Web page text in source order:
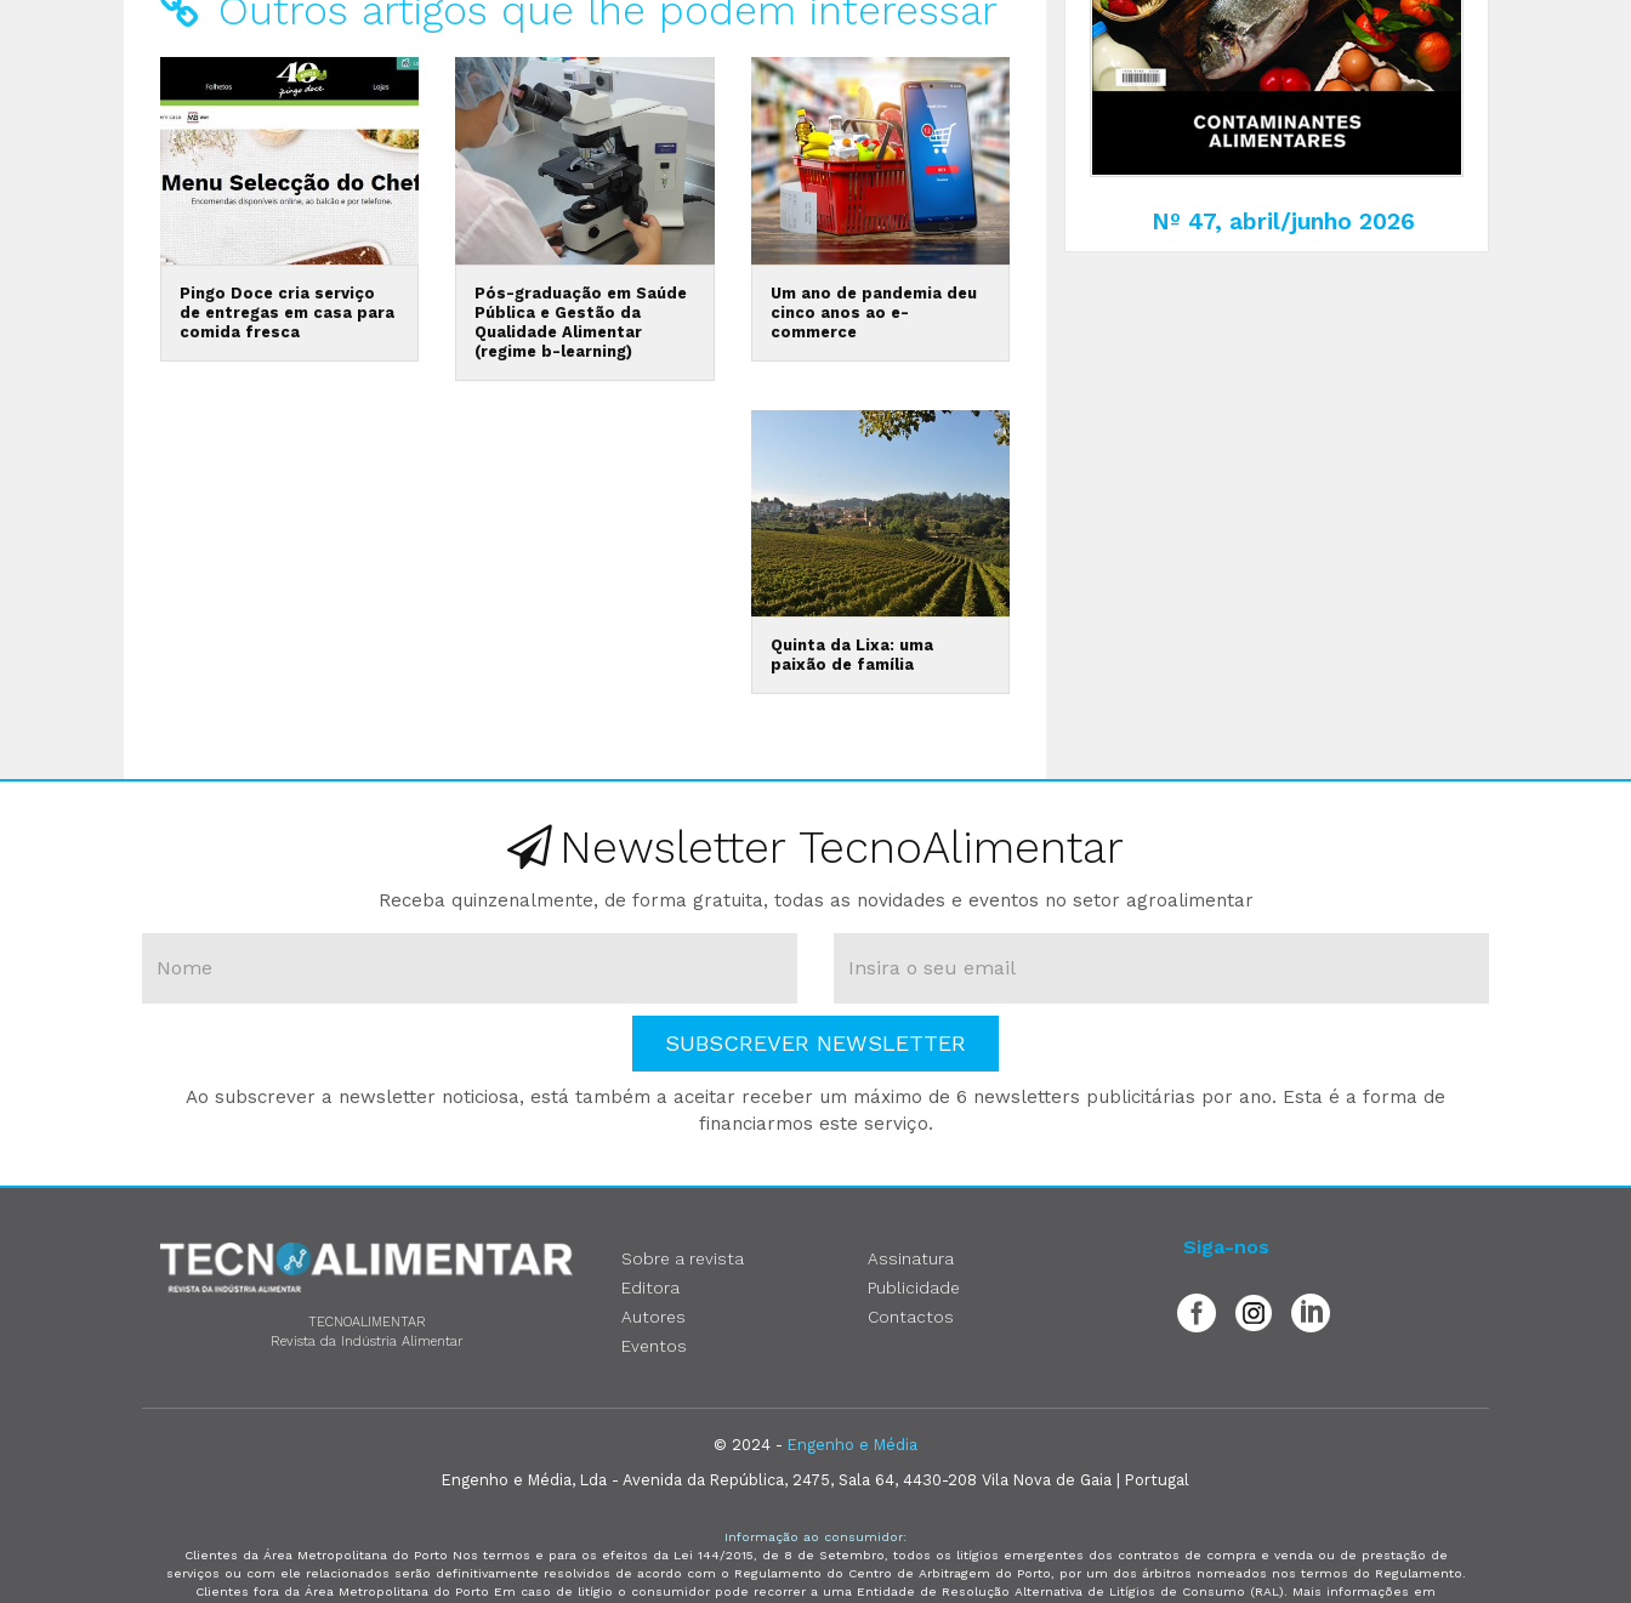
Outros artigos que lhe podem interessar
Pingo Doce cria serviço
de entregas em casa para
comida fresca
Pós-graduação em Saúde
Pública e Gestão da
Qualidade Alimentar
(regime b-learning)
Um ano de pandemia deu
cinco anos ao e-
commerce
Quinta da Lixa: uma
paixão de família
Nº 47, abril/junho 2026
Newsletter TecnoAlimentar
Receba quinzenalmente, de forma gratuita, todas as novidades e eventos no setor agroalimentar
SUBSCREVER NEWSLETTER
Ao subscrever a newsletter noticiosa, está também a aceitar receber um máximo de 6 newsletters publicitárias por ano. Esta é a forma de
financiarmos este serviço.
TECNOALIMENTAR
Revista da Indústria Alimentar
Sobre a revista
Editora
Autores
Eventos
Assinatura
Publicidade
Contactos
Siga-nos
© 2024 - Engenho e Média
Engenho e Média, Lda - Avenida da República, 2475, Sala 64, 4430-208 Vila Nova de Gaia | Portugal
Informação ao consumidor:
Clientes da Área Metropolitana do Porto Nos termos e para os efeitos da Lei 144/2015, de 8 de Setembro, todos os litígios emergentes dos contratos de compra e venda ou de prestação de
serviços ou com ele relacionados serão definitivamente resolvidos de acordo com o Regulamento do Centro de Arbitragem do Porto, por um dos árbitros nomeados nos termos do Regulamento.
Clientes fora da Área Metropolitana do Porto Em caso de litígio o consumidor pode recorrer a uma Entidade de Resolução Alternativa de Litígios de Consumo (RAL). Mais informações em